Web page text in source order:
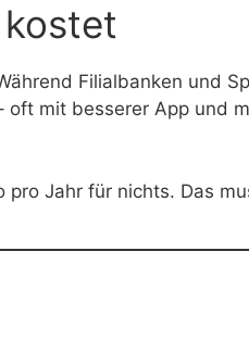
Filialbanken und
mit besserer App und
Jahr für nichts. Das